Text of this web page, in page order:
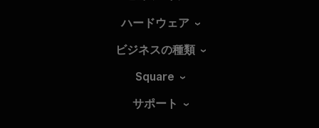
ハードウェア
ビジネスの種類
Square
サポート